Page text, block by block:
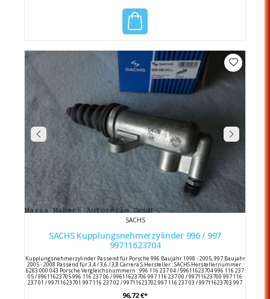
SACHS
SACHS Kupplungsnehmerzylinder 996 / 997
99711623704
Kupplungsnehmerzylinder Passend für Porsche 996 Baujahr 1998 - 2005, 997 Baujahr
2005 - 2008 Passend für 3,4 / 3,6 / 3,8 Carrera S Hersteller : SACHS Herstellernummer :
6283 000 043 Porsche Vergleichsnummern : 996 116 237 04 / 99611623704 996 116 237
05 / 99611623705 996 116 237 06 / 99611623706 997 116 237 00 / 99711623700 997 116
237 01 / 99711623701 997 116 237 02 / 99711623702 997 116 237 03 / 99711623703 997
96,72 €*